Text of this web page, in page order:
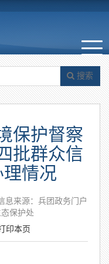
搜索
保护督察
批群众信
情况
息来源：兵团政务门户
保护处
印本页